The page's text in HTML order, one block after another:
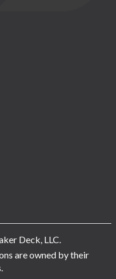
Deck, LLC.
are owned by their